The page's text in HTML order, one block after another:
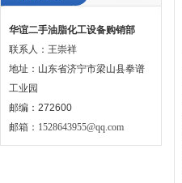
华谊二手油脂化工设备购销部
联系人：王崇祥
地址：山东省济宁市梁山县拳谱
工业园
邮编：272600
邮箱： 1528643955@qq.com